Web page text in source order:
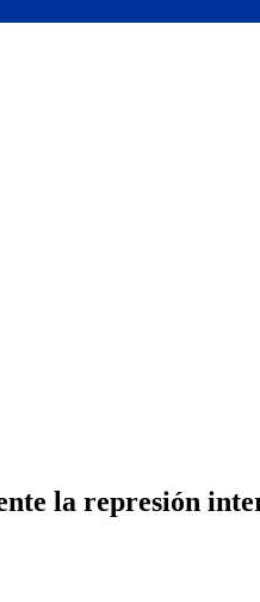
la represión